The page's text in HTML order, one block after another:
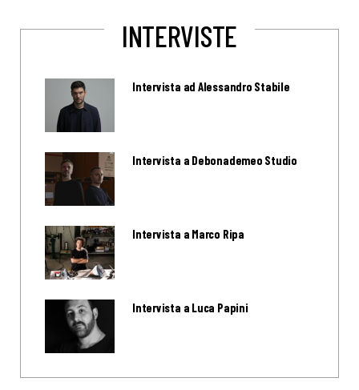
INTERVISTE
Intervista ad Alessandro Stabile
Intervista a Debonademeo Studio
Intervista a Marco Ripa
Intervista a Luca Papini